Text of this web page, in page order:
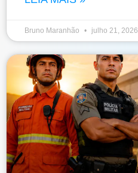
Bruno Maranhão julho 21, 2026